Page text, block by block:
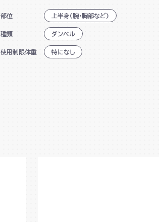
コンパクトでスタイリッシュなデザイン
部位 上半身(腕・胸部など)
種類 ダンベル
使用制限体重 特になし